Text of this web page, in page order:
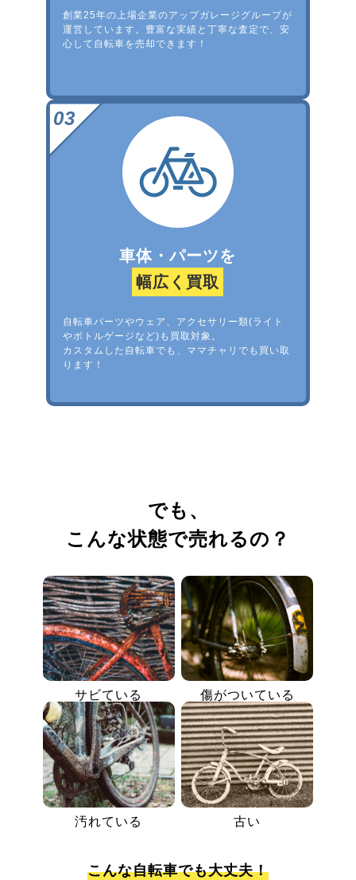
創業25年の上場企業のアップガレージグループが
運営しています。豊富な実績と丁寧な査定で、安
心して自転車を売却できます！
車体・パーツを
幅広く買取
自転車パーツやウェア、アクセサリー類(ライト
やボトルゲージなど)も買取対象。
カスタムした自転車でも、ママチャリでも買い取
ります！
でも、
こんな状態で売れるの？
サビている 傷がついている
汚れている 古い
こんな自転車でも大丈夫！